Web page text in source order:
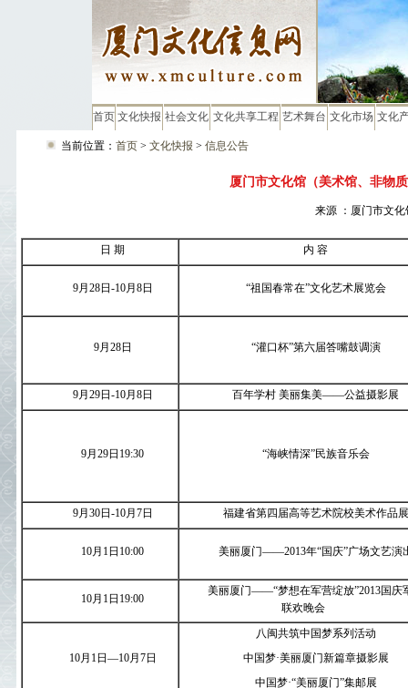
首页 文化快报 社会文化 文化共享工程 艺术舞台 文化市场 文化
当前位置： 首页> 文化快报 > 信息公告
厦门市文化馆（美术馆、非物
来源 ：厦门市文化
日 期 内 容
9月 28日 -10月 8日 “祖国春常在”文化艺术展览会
9月 28日 “灌口杯”第六届答嘴鼓调演
9月 29日 -10月 8日 百年学村 美丽集美——公益摄影展
9月 29日 19:30 “海峡情深”民族音乐会
9月 30日 -10月 7日 福建省第四届高等艺术院校美术作品展
10月 1日 10:00 美丽厦门——2013年“国庆”广场文艺演
10月 1日 19:00
美丽厦门——“梦想在军营绽放”2013国庆
联欢晚会
10月 1日—10月 7日
八闽共筑中国梦系列活动
中国梦·美丽厦门新篇章摄影展
中国梦·“美丽厦门”集邮展